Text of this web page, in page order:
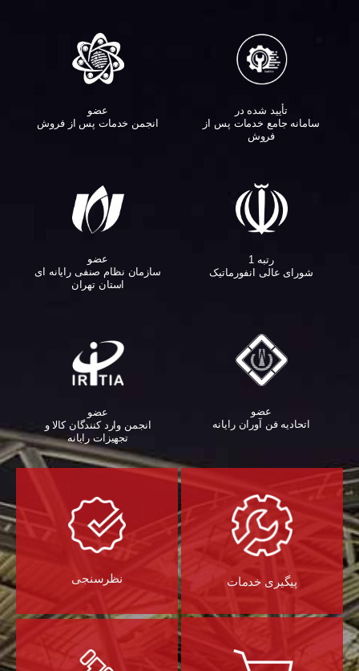
تأیید شده در
سامانه جامع خدمات پس از
فروش
عضو
انجمن خدمات پس از فروش
رتبه 1
شورای عالی انفورماتیک
عضو
سازمان نظام صنفی رایانه ای
استان تهران
عضو
اتحادیه فن آوران رایانه
عضو
انجمن وارد کنندگان کالا و
تجهیزات رایانه‌
پیگیری خدمات نظرسنجی